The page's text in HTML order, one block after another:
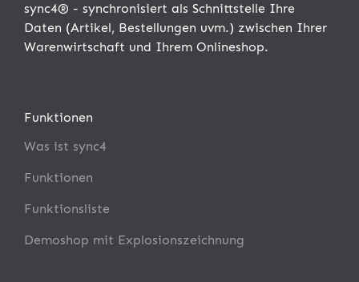
sync4® - synchronisiert als Schnittstelle Ihre
Daten (Artikel, Bestellungen uvm.) zwischen Ihrer
Warenwirtschaft und Ihrem Onlineshop.
Funktionen
Was ist sync4
Funktionen
Funktionsliste
Demoshop mit Explosionszeichnung